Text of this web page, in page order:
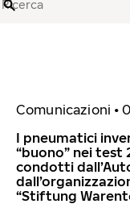
Comunicazioni •
I pneumatici
“buono” nei test
condotti
“Stiftung